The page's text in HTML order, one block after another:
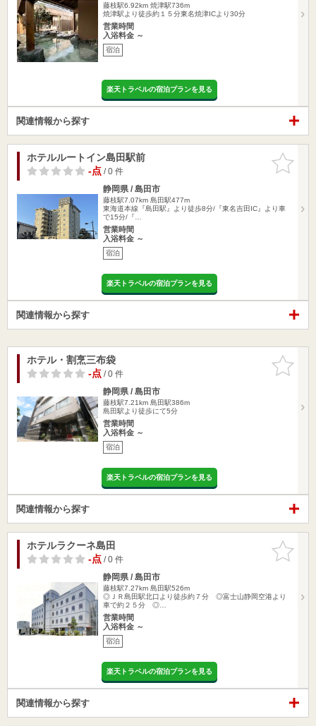
藤枝駅6.92km 焼津駅736m
焼津駅より徒歩約１５分東名焼津ICより30分
営業時間
入浴料金 ～
宿泊
楽天トラベルの宿泊プランを見る
関連情報から探す
お気に入
りに追加
ホテルルートイン島田駅前
-点/ 0 件
静岡県 / 島田市
藤枝駅7.07km 島田駅477m
東海道本線『島田駅』より徒歩8分/『東名吉田IC』より車
で15分/『…
営業時間
入浴料金 ～
宿泊
楽天トラベルの宿泊プランを見る
関連情報から探す
お気に入
りに追加
ホテル・割烹三布袋
-点/ 0 件
静岡県 / 島田市
藤枝駅7.21km 島田駅386m
島田駅より徒歩にて5分
営業時間
入浴料金 ～
宿泊
楽天トラベルの宿泊プランを見る
関連情報から探す
お気に入
りに追加
ホテルラクーネ島田
-点/ 0 件
静岡県 / 島田市
藤枝駅7.27km 島田駅526m
◎ＪＲ島田駅北口より徒歩約７分 ◎富士山静岡空港より
車で約２５分 ◎…
営業時間
入浴料金 ～
宿泊
楽天トラベルの宿泊プランを見る
関連情報から探す